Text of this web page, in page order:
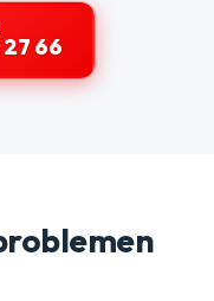
27 66